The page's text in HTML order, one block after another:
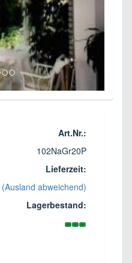
Art.Nr.:
102NaGr20P
Lieferzeit:
(Ausland abweichend)
Lagerbestand: